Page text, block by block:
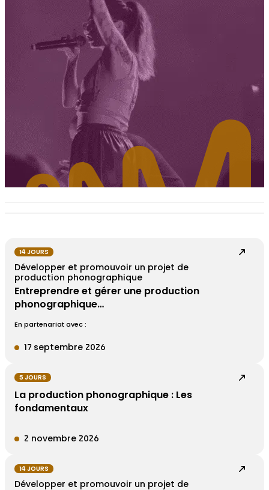
14 JOURS
Développer et promouvoir un projet de
production phonographique
Entreprendre et gérer une production
phonographique…
En partenariat avec :
17 septembre 2026
5 JOURS
La production phonographique : Les
fondamentaux
2 novembre 2026
14 JOURS
Développer et promouvoir un projet de